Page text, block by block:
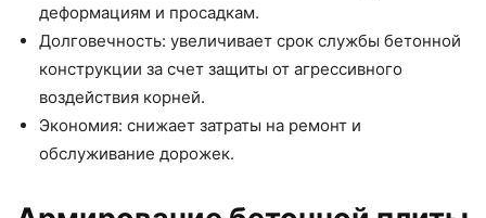
деформациям и просадкам.
Долговечность: увеличивает срок службы бетонной
конструкции за счет защиты от агрессивного
воздействия корней.
Экономия: снижает затраты на ремонт и
обслуживание дорожек.